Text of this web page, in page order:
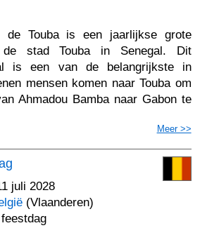
de Touba is een jaarlijkse grote
de stad Touba in Senegal. Dit
is een van de belangrijkste in
mensen komen naar Touba om
Ahmadou Bamba naar Gabon te
Meer >>
juli 2028
(Vlaanderen)